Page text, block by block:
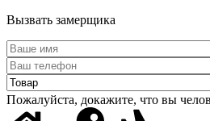
Вызвать замерщика
Пожалуйста, докажите, что вы